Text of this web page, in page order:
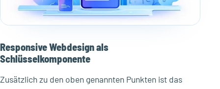
Responsive Webdesign als
Schlüsselkomponente
Zusätzlich zu den oben genannten Punkten ist das